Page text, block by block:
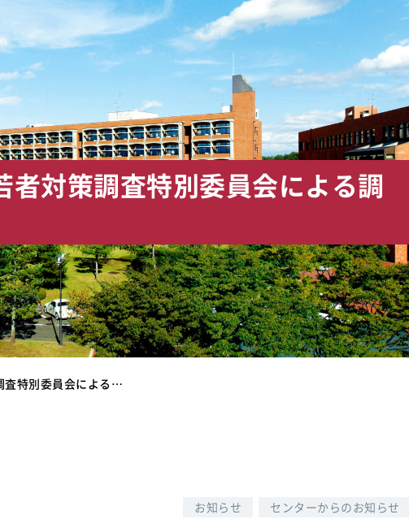
者対策調査特別委員会による調
査特別委員会による…
お知らせ センターからのお知らせ